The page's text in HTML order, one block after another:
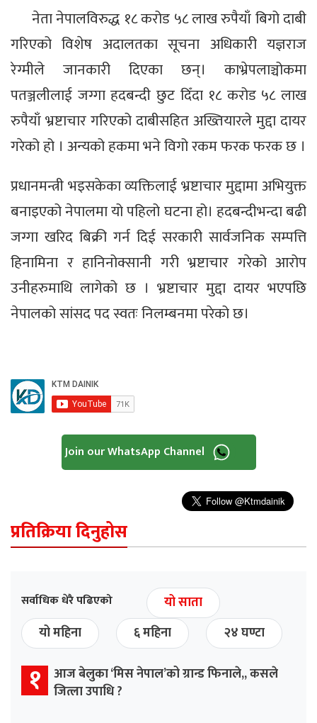
नेता नेपालविरुद्ध १८ करोड ५८ लाख रुपैयाँ बिगो दाबी
गरिएको विशेष अदालतका सूचना अधिकारी यज्ञराज
रेग्मीले जानकारी दिएका छन्। काभ्रेपलाञ्चोकमा
पतञ्जलीलाई जग्गा हदबन्दी छुट दिँदा १८ करोड ५८ लाख
रुपैयाँ भ्रष्टाचार गरिएको दाबीसहित अख्तियारले मुद्दा दायर
गरेको हो । अन्यको हकमा भने विगो रकम फरक फरक छ ।
प्रधानमन्त्री भइसकेका व्यक्तिलाई भ्रष्टाचार मुद्दामा अभियुक्त
बनाइएको नेपालमा यो पहिलो घटना हो। हदबन्दीभन्दा बढी
जग्गा खरिद बिक्री गर्न दिई सरकारी सार्वजनिक सम्पत्ति
हिनामिना र हानिनोक्सानी गरी भ्रष्टाचार गरेको आरोप
उनीहरुमाथि लागेको छ । भ्रष्टाचार मुद्दा दायर भएपछि
नेपालको सांसद पद स्वतः निलम्बनमा परेको छ।
Join our WhatsApp Channel
प्रतिक्रिया दिनुहोस
सर्वाधिक धेरै पढिएको
यो साता
यो महिना
६ महिना २४ घण्टा
१ आज बेलुका ‘मिस नेपाल’को ग्रान्ड फिनाले,, कसले
जित्ला उपाधि ?